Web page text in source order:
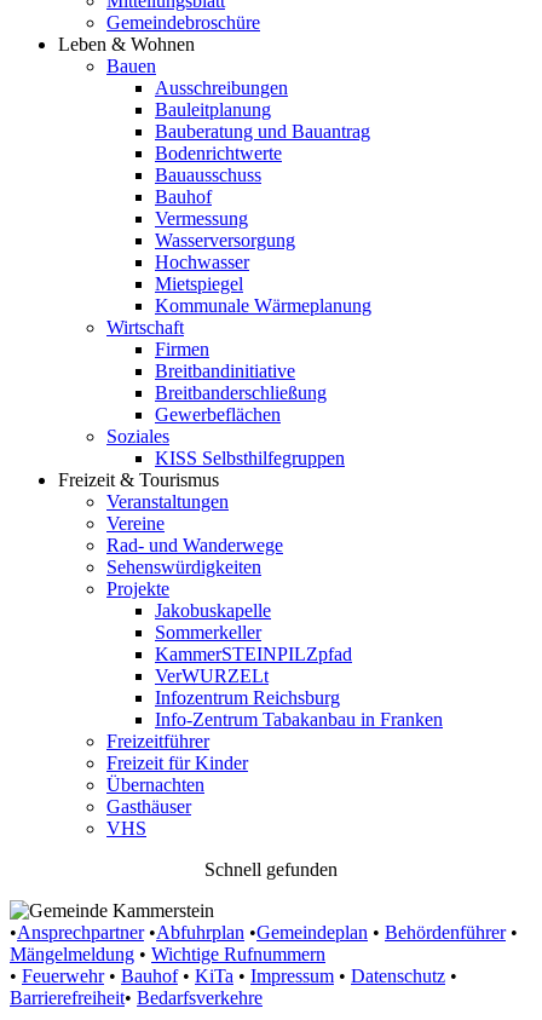
Gemeindebroschüre
Leben & Wohnen
Bauen
Ausschreibungen
Bauleitplanung
Bauberatung und Bauantrag
Bodenrichtwerte
Bauausschuss
Bauhof
Vermessung
Wasserversorgung
Hochwasser
Mietspiegel
Kommunale Wärmeplanung
Wirtschaft
Firmen
Breitbandinitiative
Breitbanderschließung
Gewerbeflächen
Soziales
KISS Selbsthilfegruppen
Freizeit & Tourismus
Veranstaltungen
Vereine
Rad- und Wanderwege
Sehenswürdigkeiten
Projekte
Jakobuskapelle
Sommerkeller
KammerSTEINPILZpfad
VerWURZELt
Infozentrum Reichsburg
Info-Zentrum Tabakanbau in Franken
Freizeitführer
Freizeit für Kinder
Übernachten
Gasthäuser
VHS
Schnell gefunden
•Ansprechpartner •Abfuhrplan •Gemeindeplan • Behördenführer •
Mängelmeldung • Wichtige Rufnummern
• Feuerwehr • Bauhof • KiTa • Impressum • Datenschutz •
Barrierefreiheit• Bedarfsverkehre